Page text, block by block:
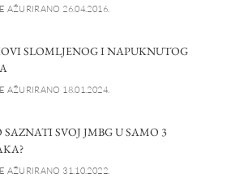
AŽURIRANO 26.04.2016.
SLOMLJENOG I NAPUKNUTOG
AŽURIRANO 18.01.2024.
SVOJ JMBG U SAMO 3
AŽURIRANO 31.10.2022.